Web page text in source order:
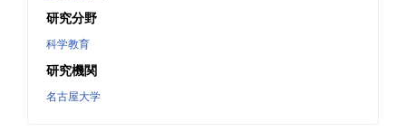
研究分野
科学教育
研究機関
名古屋大学